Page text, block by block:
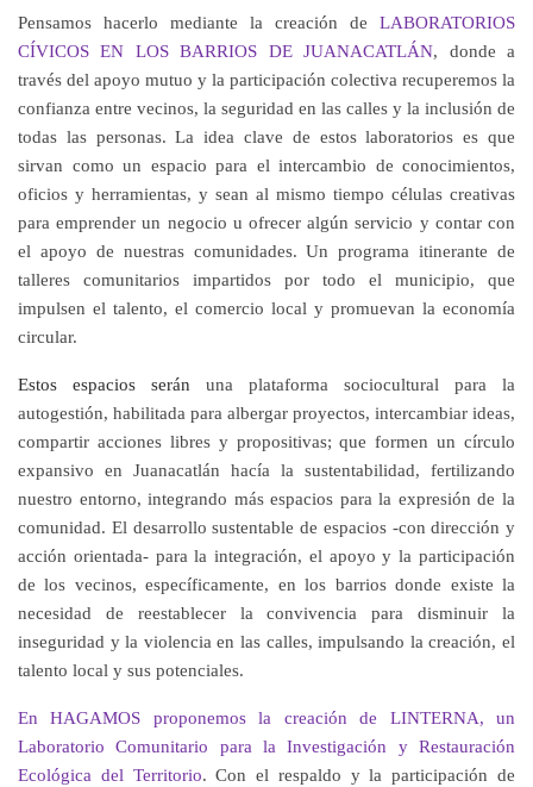
Pensamos hacerlo mediante la creación de LABORATORIOS
CÍVICOS EN LOS BARRIOS DE JUANACATLÁN, donde a
través del apoyo mutuo y la participación colectiva recuperemos la
confianza entre vecinos, la seguridad en las calles y la inclusión de
todas las personas. La idea clave de estos laboratorios es que
sirvan como un espacio para el intercambio de conocimientos,
oficios y herramientas, y sean al mismo tiempo células creativas
para emprender un negocio u ofrecer algún servicio y contar con
el apoyo de nuestras comunidades. Un programa itinerante de
talleres comunitarios impartidos por todo el municipio, que
impulsen el talento, el comercio local y promuevan la economía
circular.
Estos espacios serán una plataforma sociocultural para la
autogestión, habilitada para albergar proyectos, intercambiar ideas,
compartir acciones libres y propositivas; que formen un círculo
expansivo en Juanacatlán hacía la sustentabilidad, fertilizando
nuestro entorno, integrando más espacios para la expresión de la
comunidad. El desarrollo sustentable de espacios -con dirección y
acción orientada- para la integración, el apoyo y la participación
de los vecinos, específicamente, en los barrios donde existe la
necesidad de reestablecer la convivencia para disminuir la
inseguridad y la violencia en las calles, impulsando la creación, el
talento local y sus potenciales.
En HAGAMOS proponemos la creación de LINTERNA, un
Laboratorio Comunitario para la Investigación y Restauración
Ecológica del Territorio. Con el respaldo y la participación de